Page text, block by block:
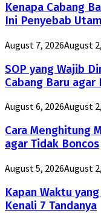
Kenapa Cabang
Ini Penyebab
August 7, 2026August
SOP yang Wajib
Cabang Baru
August 6, 2026August
Cara Menghitung
agar Tidak Boncos
August 5, 2026August
Kapan Waktu
Kenali 7 Tandanya